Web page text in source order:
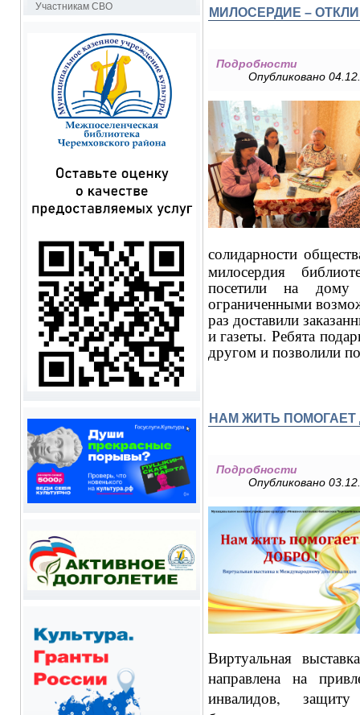
Участникам СВО
МИЛОСЕРДИЕ –
Подробности
Опубликовано
солидарности
милосердия
посетили на
ограниченными
раз доставили
и газеты. Ребята
другом и позволили
НАМ ЖИТЬ ПОМОГАЕТ
Подробности
Опубликовано
Виртуальная
направлена на
инвалидов,